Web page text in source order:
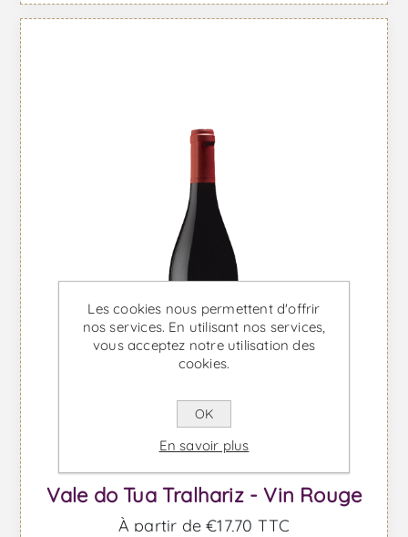
Vale do Tua Tralhariz - Vin Rouge
À partir de €17,70 TTC
Les cookies nous permettent d'offrir
nos services. En utilisant nos services,
vous acceptez notre utilisation des
cookies.
OK
En savoir plus